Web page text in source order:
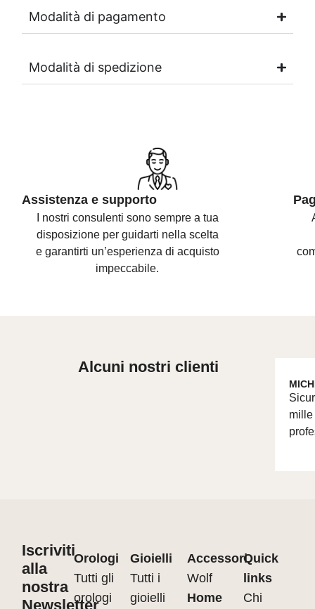
Modalità di pagamento
Modalità di spedizione
Assistenza e supporto
I nostri consulenti sono sempre a tua
disposizione per guidarti nella scelta
e garantirti un’esperienza di acquisto
impeccabile.
Alcuni nostri clienti
mille
Iscriviti
alla
nostra
Newsletter
Orologi
Tutti gli
orologi
Gioielli
Tutti i
gioielli
Accessori
Wolf
Home
Quick
links
Chi